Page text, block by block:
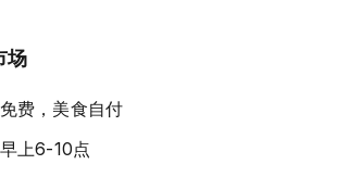
场
费，美食自付
早上6-10点